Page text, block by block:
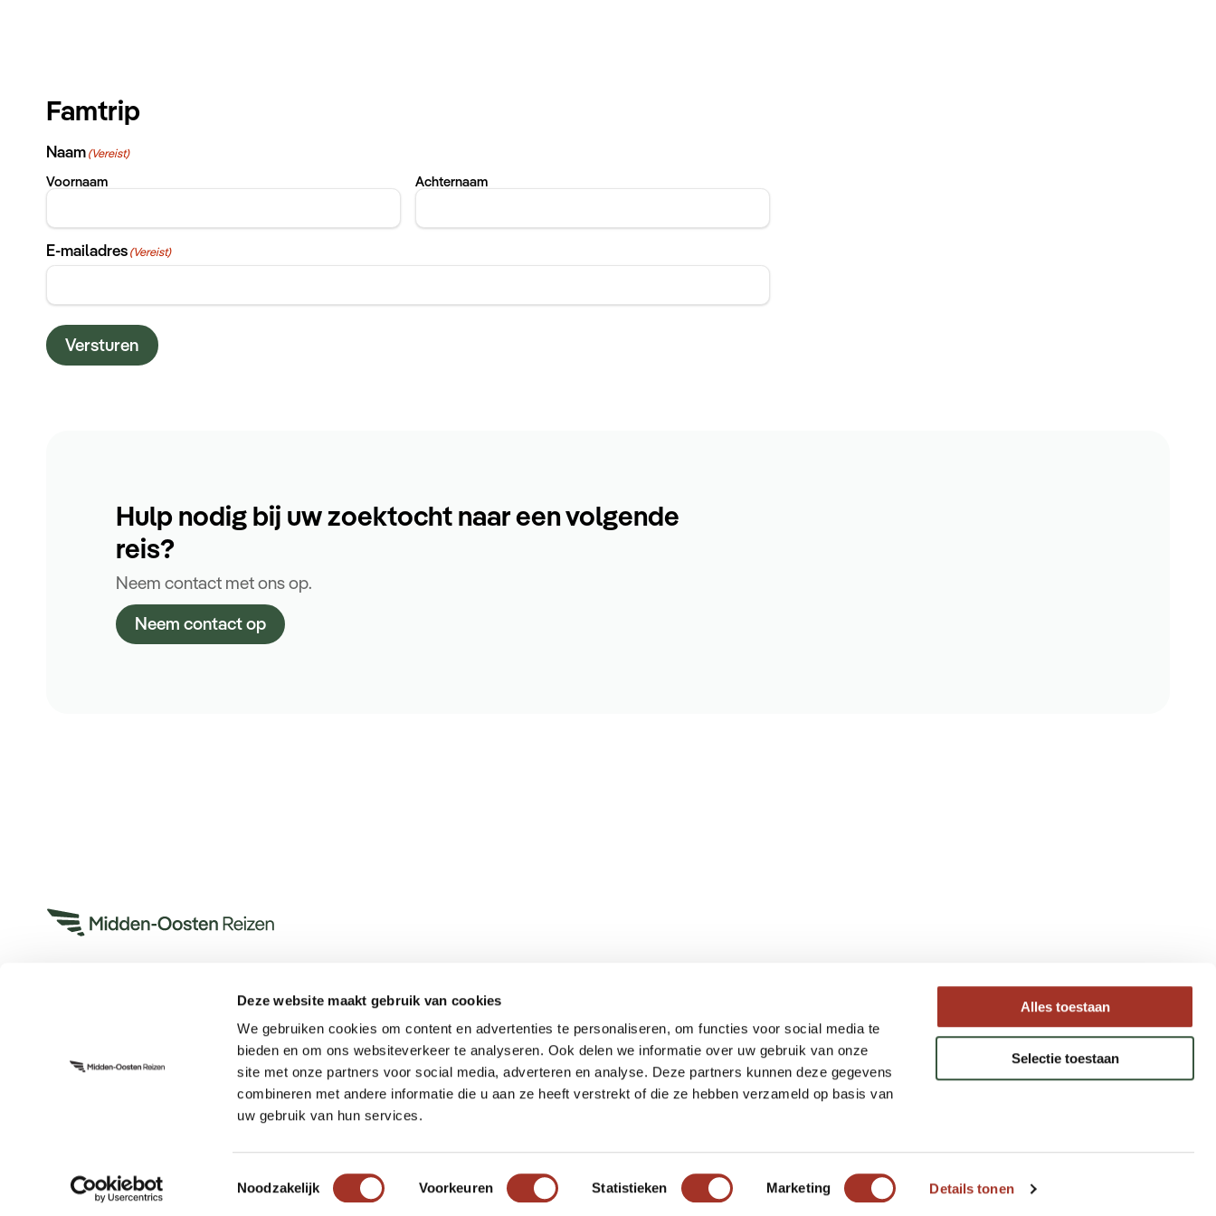
Deze website maakt gebruik van cookies
We gebruiken cookies om content en advertenties te personaliseren, om functies voor social media te
bieden en om ons websiteverkeer te analyseren. Ook delen we informatie over uw gebruik van onze
site met onze partners voor social media, adverteren en analyse. Deze partners kunnen deze gegevens
combineren met andere informatie die u aan ze heeft verstrekt of die ze hebben verzameld op basis van
uw gebruik van hun services.
Toestemmingsselectie
Noodzakelijk Voorkeuren Statistieken Marketing Details tonen
Alles toestaan
Selectie toestaan
Famtrip
Naam(Vereist)
Voornaam Achternaam
E-mailadres(Vereist)
Versturen
Hulp nodig bij uw zoektocht naar een volgende
reis?
Neem contact met ons op.
Neem contact op
Bel ons op +31 (0)73 22 00 553
Meer informatie
Actueel
Keurmerken
Verantwoord op reis
Vacatures
Maatwerk Rondreizen
Luxe Reizen